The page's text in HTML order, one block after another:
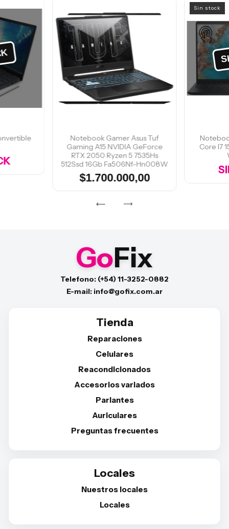
Notebook Gamer Asus Tuf
Gaming A15 NVIDIA GeForce
RTX 2050 Ryzen 5 7535Hs
512Ssd 16Gb Fa506Nf-Hn008W
$1.700.000,00
Sin stock
Core I7
GoFix
Telefono: (+54) 11-3252-0882
E-mail: info@gofix.com.ar
Tienda
Reparaciones
Celulares
Reacondicionados
Accesorios variados
Parlantes
Auriculares
Preguntas frecuentes
Locales
Nuestros locales
Locales